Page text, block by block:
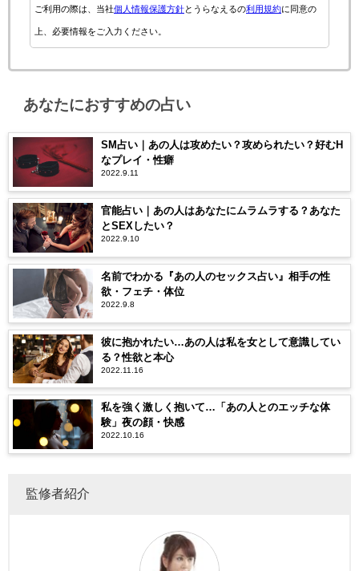
ご利用の際は、当社個人情報保護方針とうらなえるの利用規約に同意の
上、必要情報をご入力ください。
あなたにおすすめの占い
SM占い｜あの人は攻めたい？攻められたい？好むH
なプレイ・性癖
2022.9.11
官能占い｜あの人はあなたにムラムラする？あなた
とSEXしたい？
2022.9.10
名前でわかる『あの人のセックス占い』相手の性
欲・フェチ・体位
2022.9.8
彼に抱かれたい…あの人は私を女として意識してい
る？性欲と本心
2022.11.16
私を強く激しく抱いて…「あの人とのエッチな体
験」夜の顔・快感
2022.10.16
監修者紹介